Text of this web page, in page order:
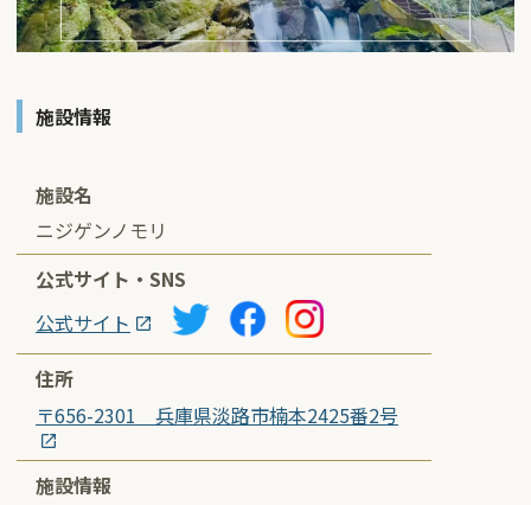
施設情報
施設名
ニジゲンノモリ
公式サイト・SNS
公式サイト
住所
〒656-2301 兵庫県淡路市楠本2425番2号
施設情報